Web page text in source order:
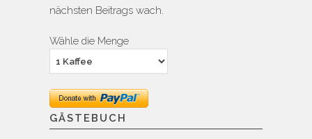
nächsten Beitrags wach.
Wähle die Menge
GÄSTEBUCH